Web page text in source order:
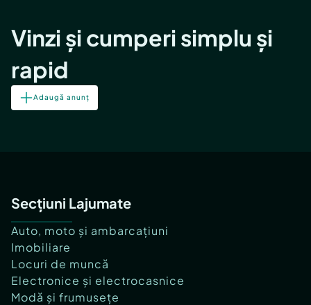
Vinzi și cumperi simplu și
rapid
Adaugă anunț
Secțiuni Lajumate
Auto, moto și ambarcațiuni
Imobiliare
Locuri de muncă
Electronice și electrocasnice
Modă și frumusețe